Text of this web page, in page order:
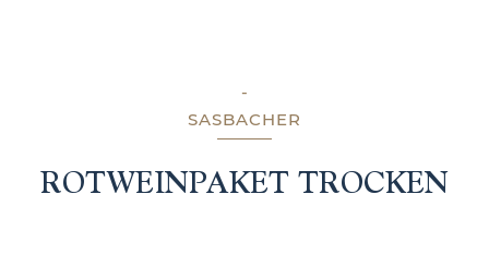
-
SASBACHER
ROTWEINPAKET TROCKEN